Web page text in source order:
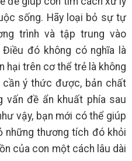
sống. Hãy loại bỏ sự tự
trình và tập trung vào
Điều đó không có nghĩa là
hại trên cơ thể trẻ là không
cần ý thức được, bản chất
vấn đề ẩn khuất phía sau
vậy, bạn mới có thể giúp
những thương tích đó khỏi
của con một cách lâu dài